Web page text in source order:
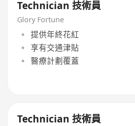
Technician 技術員
Glory Fortune
提供年終花紅
享有交通津貼
醫療計劃覆蓋
Technician 技術員